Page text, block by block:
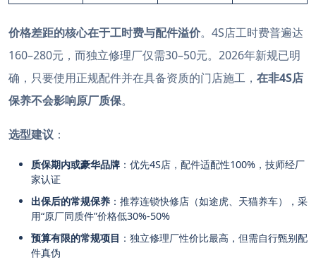
价格差距的核心在于工时费与配件溢价。4S店工时费普遍达
160–280元，而独立修理厂仅需30–50元。2026年新规已明
确，只要使用正规配件并在具备资质的门店施工， 在非4S店
保养不会影响原厂质保。
选型建议 ：
质保期内或豪华品牌 ：优先4S店，配件适配性100%，技师经厂
家认证
出保后的常规保养 ：推荐连锁快修店（如途虎、天猫养车），采
用“原厂同质件”价格低30%-50%
预算有限的常规项目 ：独立修理厂性价比最高，但需自行甄别配
件真伪